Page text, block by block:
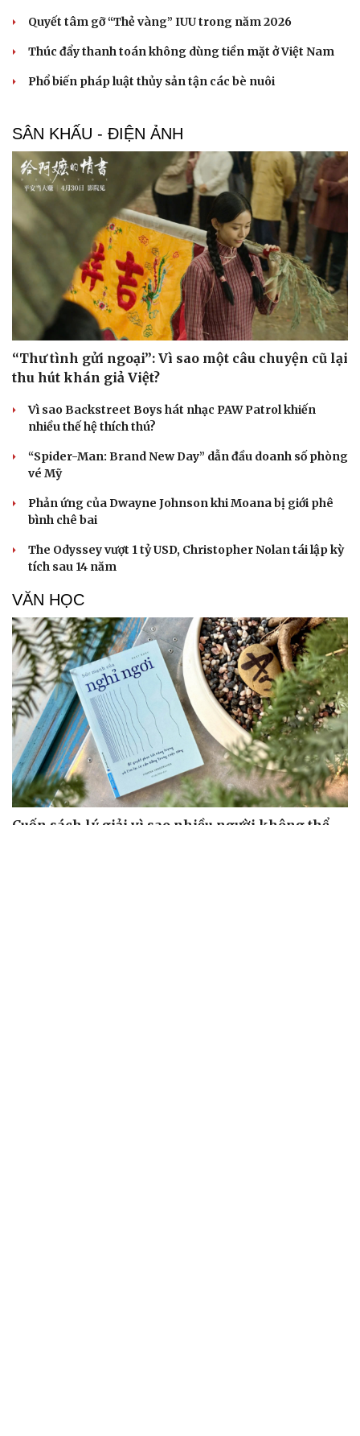
Quyết tâm gỡ “Thẻ vàng” IUU trong năm 2026
Thúc đẩy thanh toán không dùng tiền mặt ở Việt Nam
Phổ biến pháp luật thủy sản tận các bè nuôi
SÂN KHẤU - ĐIỆN ẢNH
“Thư tình gửi ngoại”: Vì sao một câu chuyện cũ lại
thu hút khán giả Việt?
Vì sao Backstreet Boys hát nhạc PAW Patrol khiến
nhiều thế hệ thích thú?
“Spider-Man: Brand New Day” dẫn đầu doanh số phòng
vé Mỹ
Phản ứng của Dwayne Johnson khi Moana bị giới phê
bình chê bai
The Odyssey vượt 1 tỷ USD, Christopher Nolan tái lập kỳ
tích sau 14 năm
VĂN HỌC
Cuốn sách lý giải vì sao nhiều người không thể